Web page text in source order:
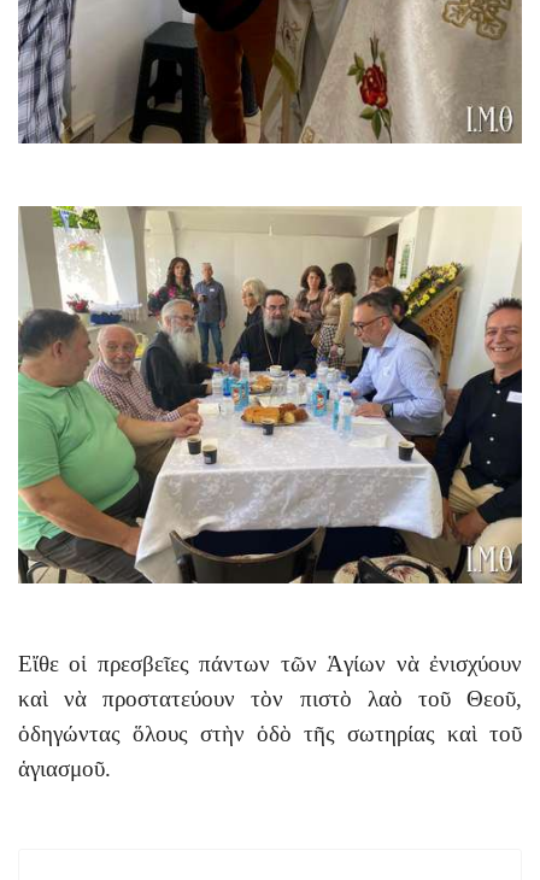
Εἴθε οἱ πρεσβεῖες πάντων τῶν Ἁγίων νὰ ἐνισχύουν
καὶ νὰ προστατεύουν τὸν πιστὸ λαὸ τοῦ Θεοῦ,
ὁδηγώντας ὅλους στὴν ὁδὸ τῆς σωτηρίας καὶ τοῦ
ἁγιασμοῦ.